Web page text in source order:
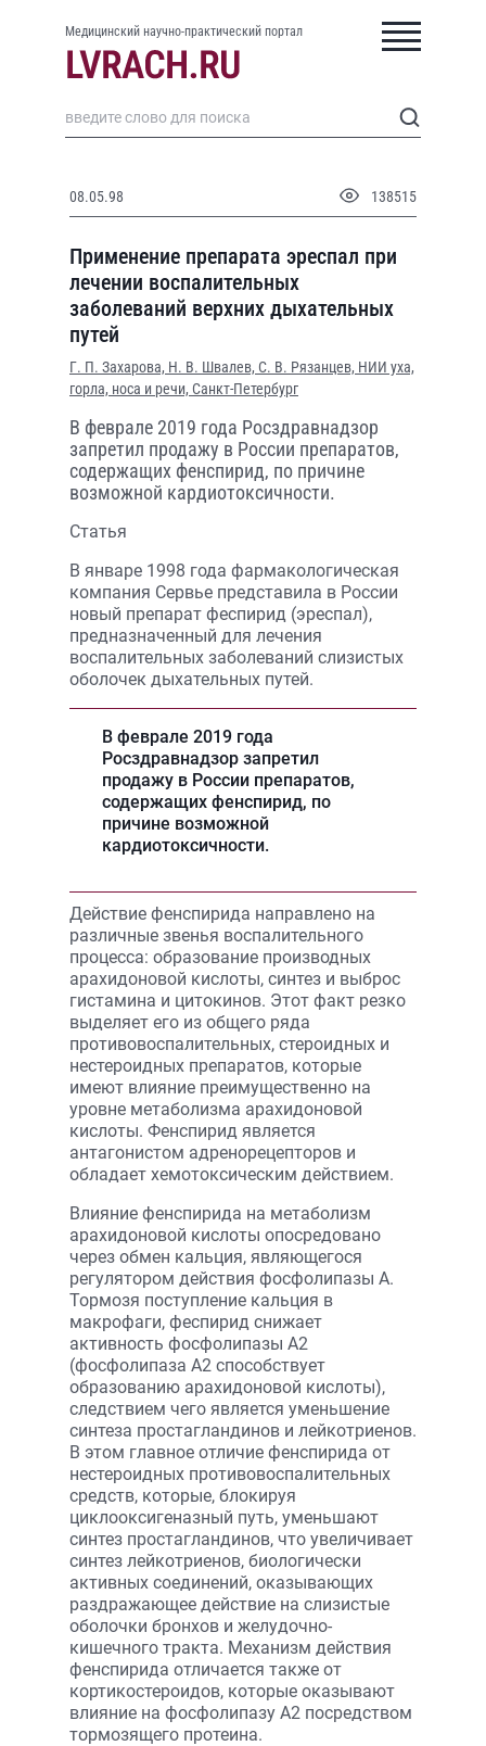
Медицинский научно-практический портал
08.05.98 138515
Применение препарата эреспал при
лечении воспалительных
заболеваний верхних дыхательных
путей
Г. П. Захарова, Н. В. Швалев, С. В. Рязанцев, НИИ уха,
горла, носа и речи, Санкт-Петербург
В феврале 2019 года Росздравнадзор
запретил продажу в России препаратов,
содержащих фенспирид, по причине
возможной кардиотоксичности.
Статья
В январе 1998 года фармакологическая
компания Сервье представила в России
новый препарат феспирид (эреспал),
предназначенный для лечения
воспалительных заболеваний слизистых
оболочек дыхательных путей.
В феврале 2019 года
Росздравнадзор запретил
продажу в России препаратов,
содержащих фенспирид, по
причине возможной
кардиотоксичности.
Действие фенспирида направлено на
различные звенья воспалительного
процесса: образование производных
арахидоновой кислоты, синтез и выброс
гистамина и цитокинов. Этот факт резко
выделяет его из общего ряда
противовоспалительных, стероидных и
нестероидных препаратов, которые
имеют влияние преимущественно на
уровне метаболизма арахидоновой
кислоты. Фенспирид является
антагонистом адренорецепторов и
обладает хемотоксическим действием.
Влияние фенспирида на метаболизм
арахидоновой кислоты опосредовано
через обмен кальция, являющегося
регулятором действия фосфолипазы А.
Тормозя поступление кальция в
макрофаги, феспирид снижает
активность фосфолипазы А2
(фосфолипаза А2 способствует
образованию арахидоновой кислоты),
следствием чего является уменьшение
синтеза простагландинов и лейкотриенов.
В этом главное отличие фенспирида от
нестероидных противовоспалительных
средств, которые, блокируя
циклооксигеназный путь, уменьшают
синтез простагландинов, что увеличивает
синтез лейкотриенов, биологически
активных соединений, оказывающих
раздражающее действие на слизистые
оболочки бронхов и желудочно-
кишечного тракта. Механизм действия
фенспирида отличается также от
кортикостероидов, которые оказывают
влияние на фосфолипазу А2 посредством
тормозящего протеина.